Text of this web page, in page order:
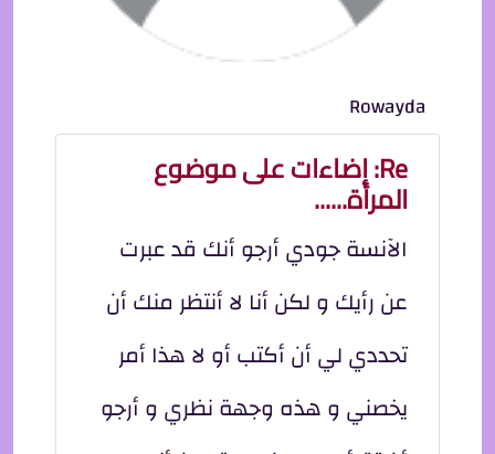
Rowayda
Re: إضاءات على موضوع
المرأة......
الآنسة جودي أرجو أنك قد عبرت
عن رأيك و لكن أنا لا أنتظر منك أن
تحددي لي أن أكتب أو لا هذا أمر
يخصني و هذه وجهة نظري و أرجو